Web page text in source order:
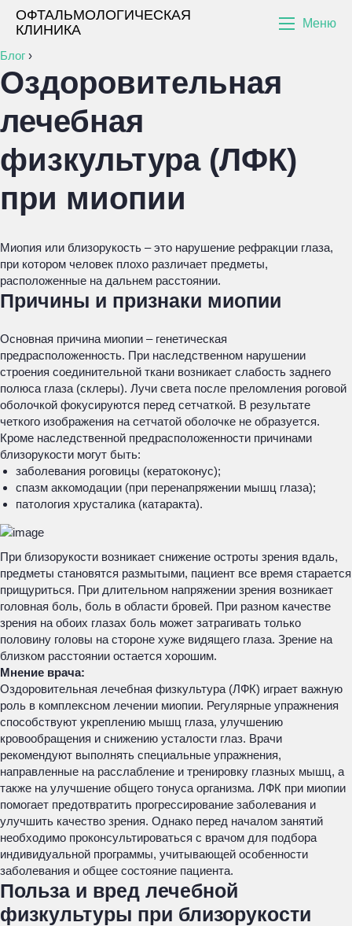
ОФТАЛЬМОЛОГИЧЕСКАЯ
КЛИНИКА
Меню
Блог ›
Оздоровительная
лечебная
физкультура (ЛФК)
при миопии
Миопия или близорукость – это нарушение рефракции глаза,
при котором человек плохо различает предметы,
расположенные на дальнем расстоянии.
Причины и признаки миопии
Основная причина миопии – генетическая
предрасположенность. При наследственном нарушении
строения соединительной ткани возникает слабость заднего
полюса глаза (склеры). Лучи света после преломления роговой
оболочкой фокусируются перед сетчаткой. В результате
четкого изображения на сетчатой оболочке не образуется.
Кроме наследственной предрасположенности причинами
близорукости могут быть:
заболевания роговицы (кератоконус);
спазм аккомодации (при перенапряжении мышц глаза);
патология хрусталика (катаракта).
При близорукости возникает снижение остроты зрения вдаль,
предметы становятся размытыми, пациент все время старается
прищуриться. При длительном напряжении зрения возникает
головная боль, боль в области бровей. При разном качестве
зрения на обоих глазах боль может затрагивать только
половину головы на стороне хуже видящего глаза. Зрение на
близком расстоянии остается хорошим.
Мнение врача:
Оздоровительная лечебная физкультура (ЛФК) играет важную
роль в комплексном лечении миопии. Регулярные упражнения
способствуют укреплению мышц глаза, улучшению
кровообращения и снижению усталости глаз. Врачи
рекомендуют выполнять специальные упражнения,
направленные на расслабление и тренировку глазных мышц, а
также на улучшение общего тонуса организма. ЛФК при миопии
помогает предотвратить прогрессирование заболевания и
улучшить качество зрения. Однако перед началом занятий
необходимо проконсультироваться с врачом для подбора
индивидуальной программы, учитывающей особенности
заболевания и общее состояние пациента.
Польза и вред лечебной
физкультуры при близорукости